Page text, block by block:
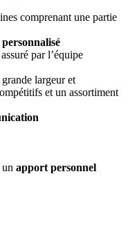
comprenant une partie
assuré par l’équipe
largeur et
et un assortiment
apport personnel